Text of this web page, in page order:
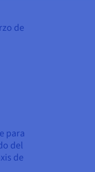
de
para
del
de